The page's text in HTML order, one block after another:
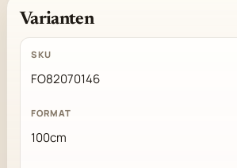
Varianten
FO82070146
100cm